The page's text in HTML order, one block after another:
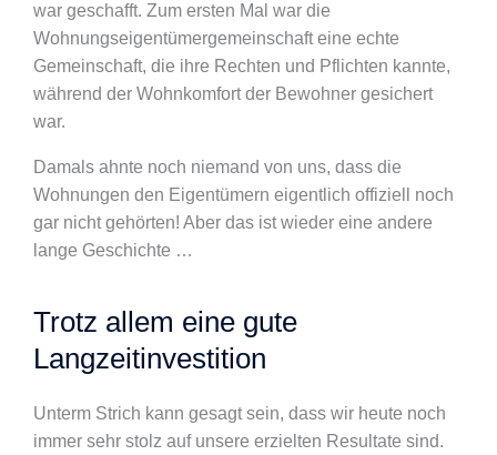
war geschafft. Zum ersten Mal war die
Wohnungseigentümergemeinschaft eine echte
Gemeinschaft, die ihre Rechten und Pflichten kannte,
während der Wohnkomfort der Bewohner gesichert
war.
Damals ahnte noch niemand von uns, dass die
Wohnungen den Eigentümern eigentlich offiziell noch
gar nicht gehörten! Aber das ist wieder eine andere
lange Geschichte …
Trotz allem eine gute
Langzeitinvestition
Unterm Strich kann gesagt sein, dass wir heute noch
immer sehr stolz auf unsere erzielten Resultate sind.